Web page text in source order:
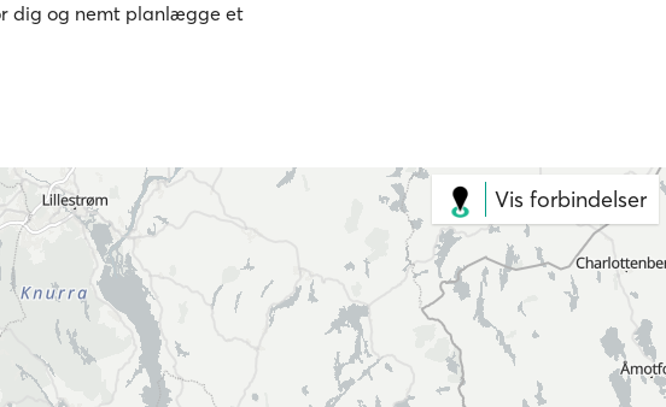
dig og nemt planlægge et
Vis forbindelser